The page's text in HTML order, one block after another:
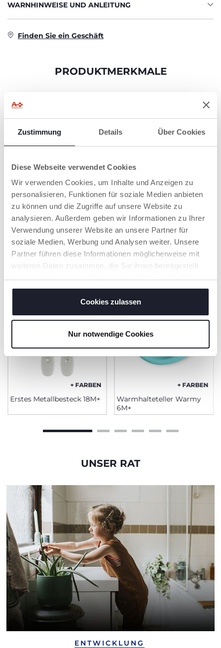
Zustimmung Details Über Cookies
Diese Webseite verwendet Cookies
Wir verwenden Cookies, um Inhalte und Anzeigen zu
personalisieren, Funktionen für soziale Medien anbieten
zu können und die Zugriffe auf unsere Website zu
analysieren. Außerdem geben wir Informationen zu Ihrer
Verwendung unserer Website an unsere Partner für
soziale Medien, Werbung und Analysen weiter. Unsere
Partner führen diese Informationen möglicherweise mit
weiteren Daten zusammen, die Sie ihnen bereitgestellt
gesammelt haben.
Cookies zulassen
Nur notwendige Cookies
WARNHINWEISE UND ANLEITUNG
Finden Sie ein Geschäft
PRODUKTMERKMALE
FEST
Zur einfachen
Reinigung.
PRODUKTE, DIE SIE INTERESSIEREN
KÖNNTEN
+ FARBEN
Erstes Metallbesteck 18M+
+ FARBEN
Warmhalteteller Warmy
6M+
UNSER RAT
ENTWICKLUNG